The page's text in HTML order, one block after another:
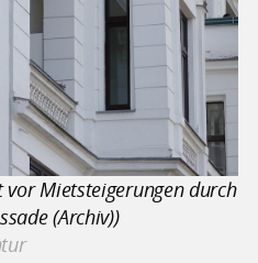
Mietsteigerungen durch
(Archiv))